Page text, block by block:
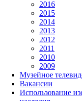
2016
2015
2014
2013
2012
2011
2010
2009
Музейное
Вакансии
Использование